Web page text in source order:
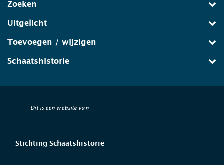
Zoeken
Uitgelicht
Toevoegen / wijzigen
Schaatshistorie
Dit is een website van
Stichting Schaatshistorie